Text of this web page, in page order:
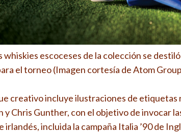
whiskies escoceses de la colección se
el torneo (Imagen cortesía de Atom
creativo incluye ilustraciones de etiquetas
y Chris Gunther, con el objetivo de invocar
irlandés, incluida la campaña Italia ’90 de